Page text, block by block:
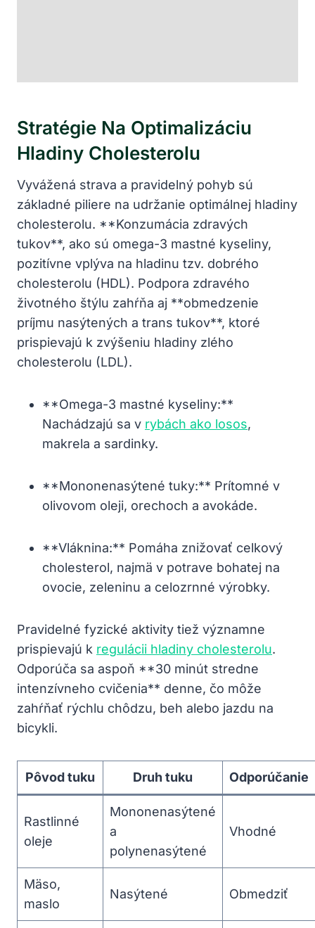
Stratégie Na‍ Optimalizáciu
Hladiny Cholesterolu
Vyvážená strava⁣ a pravidelný​ pohyb sú
základné piliere na udržanie optimálnej hladiny
cholesterolu. **Konzumácia zdravých
tukov**, ako sú omega-3 ‍mastné kyseliny,
pozitívne vplýva na hladinu tzv. dobrého
cholesterolu (HDL). Podpora zdravého‍
životného štýlu zahŕňa aj **obmedzenie
príjmu nasýtených⁣ a‍ trans tukov**,⁣ ktoré​
prispievajú k‌ zvýšeniu hladiny⁤ zlého
cholesterolu (LDL).
**Omega-3 mastné kyseliny:**
Nachádzajú sa v⁤ rybách ako losos,
makrela‍ a sardinky.
**Mononenasýtené tuky:** Prítomné v
olivovom ⁤oleji,​ orechoch a avokáde.
**Vláknina:** Pomáha znižovať celkový
cholesterol,‍ najmä v ⁢potrave ​bohatej ‌na
ovocie, zeleninu a celozrnné výrobky.
Pravidelné ⁢fyzické ⁢aktivity tiež významne
prispievajú k regulácii hladiny cholesterolu.⁢
Odporúča sa aspoň **30 minút stredne
intenzívneho cvičenia** denne, čo môže
zahŕňať rýchlu‌ chôdzu, beh alebo jazdu na
bicykli.
Pôvod tuku Druh tuku Odporúčanie
Rastlinné
oleje
Mononenasýtené
a
polynenasýtené
Vhodné
Mäso,
maslo
Nasýtené Obmedziť